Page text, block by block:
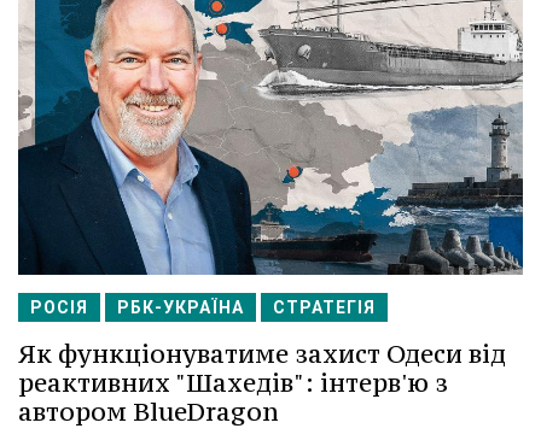
РОСІЯ РБК-УКРАЇНА СТРАТЕГІЯ
Як функціонуватиме захист Одеси від
реактивних "Шахедів": інтерв'ю з
автором BlueDragon